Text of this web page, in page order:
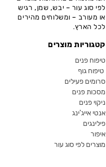
לפי סוג עור – יבש, שמן, רגיש
או מעורב – ומשלוחים מהירים
לכל הארץ.
קטגוריות מוצרים
טיפוח פנים
טיפוח גוף
סרומים פעילים
מסכות פנים
ניקוי פנים
אנטי אייג'ינג
פילינגים
איפור
מוצרים לפי סוג עור